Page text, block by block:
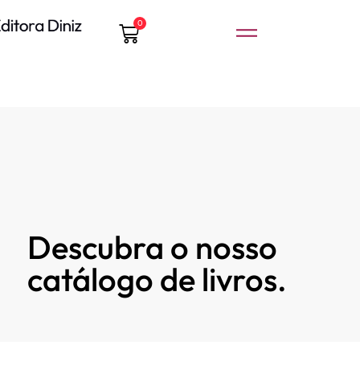
0
Descubra o nosso
catálogo de livros.